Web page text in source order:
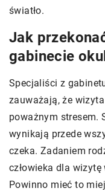
światło.
Jak
gabinecie
Specjaliści z
zauważają, że
poważnym stresem.
wynikają przede
czeka. Zadaniem
człowieka dla
Powinno mieć to